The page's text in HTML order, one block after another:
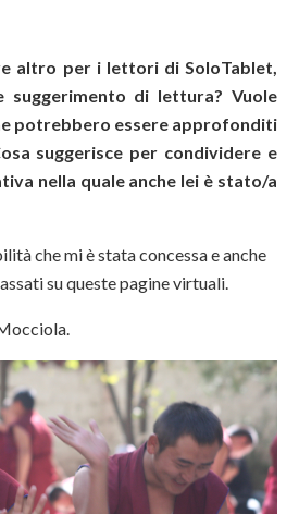
altro per i lettori di SoloTablet,
suggerimento di lettura? Vuole
potrebbero essere approfonditi
suggerisce per condividere e
nella quale anche lei è stato/a
che mi è stata concessa e anche
su queste pagine virtuali.